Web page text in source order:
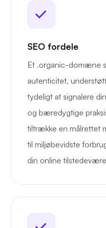
SEO fordele
Et .organic-domæne
autenticitet,
tydeligt at signalere
og bæredygtige
tiltrække en målrettet
til miljøbevidste
din online